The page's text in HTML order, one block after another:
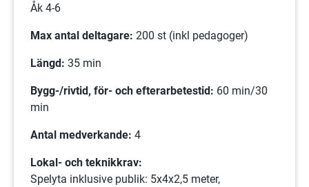
Åk 4-6
Max antal deltagare: 200 st (inkl pedagoger)
Längd: 35 min
Bygg-/rivtid, för- och efterarbetestid: 60 min/30
min
Antal medverkande: 4
Lokal- och teknikkrav:
Spelyta inklusive publik: 5x4x2,5 meter,